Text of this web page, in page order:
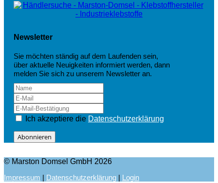
Newsletter
Sie möchten ständig auf dem Laufenden sein,
über aktuelle Neuigkeiten informiert werden, dann
melden Sie sich zu unserem Newsletter an.
Ich akzeptiere die Datenschutzerklärung
Abonnieren
© Marston Domsel GmbH 2026
Impressum | Datenschutzerklärung | Login